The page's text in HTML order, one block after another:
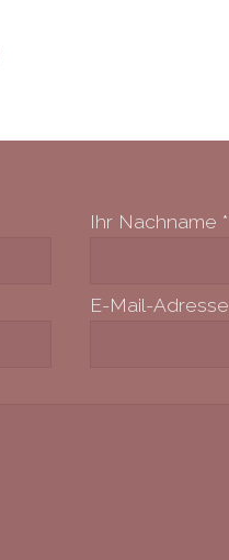
Ihr Nachname *
E-Mail-Adresse